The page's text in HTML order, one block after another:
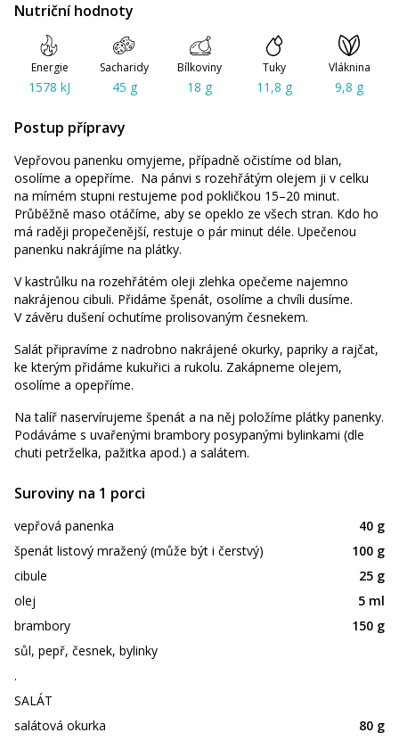
Nutriční hodnoty
Energie
1578 kJ
Sacharidy
45 g
Bílkoviny
18 g
Tuky
11,8 g
Vláknina
9,8 g
Postup přípravy
Vepřovou panenku omyjeme, případně očistíme od blan,
osolíme a opepříme. Na pánvi s rozehřátým olejem ji v celku
na mírném stupni restujeme pod pokličkou 15–20 minut.
Průběžně maso otáčíme, aby se opeklo ze všech stran. Kdo ho
má raději propečenější, restuje o pár minut déle. Upečenou
panenku nakrájíme na plátky.
V kastrůlku na rozehřátém oleji zlehka opečeme najemno
nakrájenou cibuli. Přidáme špenát, osolíme a chvíli dusíme.
V závěru dušení ochutíme prolisovaným česnekem.
Salát připravíme z nadrobno nakrájené okurky, papriky a rajčat,
ke kterým přidáme kukuřici a rukolu. Zakápneme olejem,
osolíme a opepříme.
Na talíř naservírujeme špenát a na něj položíme plátky panenky.
Podáváme s uvařenými brambory posypanými bylinkami (dle
chuti petrželka, pažitka apod.) a salátem.
Suroviny na 1 porci
vepřová panenka
40 g
špenát listový mražený (může být i čerstvý)
100 g
cibule
25 g
olej
5 ml
brambory
150 g
sůl, pepř, česnek, bylinky
.
SALÁT
salátová okurka
80 g